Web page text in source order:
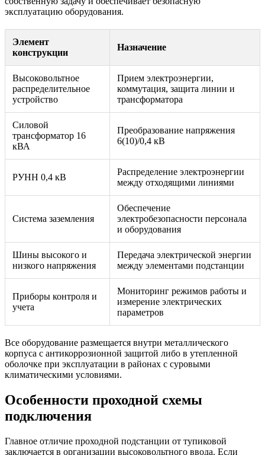
эксплуатацию оборудования.
Элемент
конструкции
Назначение
Высоковольтное
распределительное
устройство
Прием электроэнергии,
коммутация, защита линии и
трансформатора
Силовой
трансформатор 16
кВА
Преобразование напряжения
6(10)/0,4 кВ
РУНН 0,4 кВ
Распределение электроэнергии
между отходящими линиями
Система заземления
Обеспечение
электробезопасности персонала
и оборудования
Шины высокого и
низкого напряжения
Передача электрической энергии
между элементами подстанции
Приборы контроля и
учета
Мониторинг режимов работы и
измерение электрических
параметров
Все оборудование размещается внутри металлического
корпуса с антикоррозионной защитой либо в утепленной
оболочке при эксплуатации в районах с суровыми
климатическими условиями.
Особенности проходной схемы
подключения
Главное отличие проходной подстанции от тупиковой
заключается в организации высоковольтного ввода. Если